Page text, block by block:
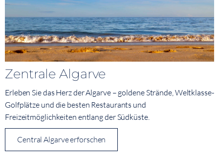
Zentrale Algarve
Erleben Sie das Herz der Algarve – goldene Strände, Weltklasse-
Golfplätze und die besten Restaurants und
Freizeitmöglichkeiten entlang der Südküste.
Central Algarve erforschen